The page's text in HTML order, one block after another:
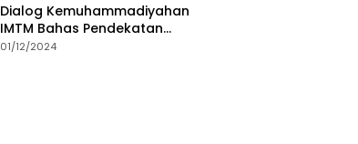
Dialog Kemuhammadiyahan
IMTM Bahas Pendekatan
Dakwah untuk Generasi Z
01/12/2024